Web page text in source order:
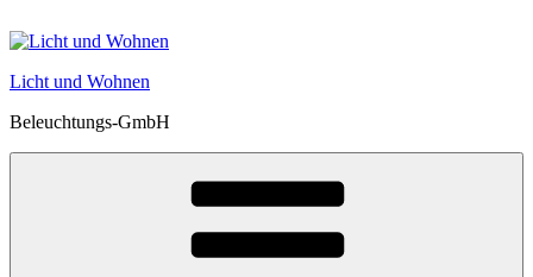
Inhalt
Licht und Wohnen
Beleuchtungs-GmbH